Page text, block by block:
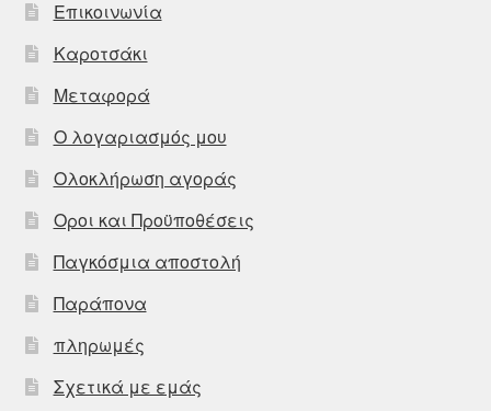
Επικοινωνία
Καροτσάκι
Μεταφορά
Ο λογαριασμός μου
Ολοκλήρωση αγοράς
Οροι και Προϋποθέσεις
Παγκόσμια αποστολή
Παράπονα
πληρωμές
Σχετικά με εμάς